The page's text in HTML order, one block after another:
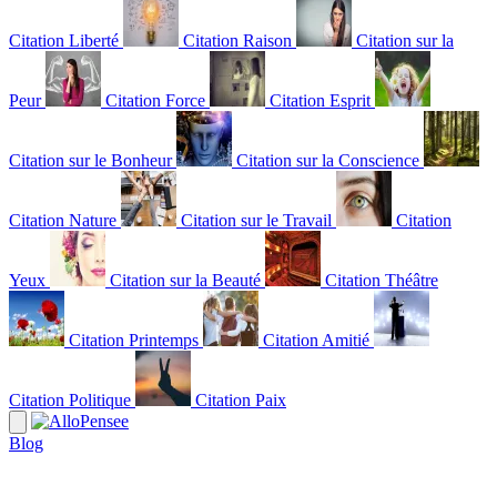
Citation Liberté Citation Raison Citation sur la
Peur Citation Force Citation Esprit
Citation sur le Bonheur Citation sur la Conscience
Citation Nature Citation sur le Travail Citation
Yeux Citation sur la Beauté Citation Théâtre
Citation Printemps Citation Amitié
Citation Politique Citation Paix
Blog